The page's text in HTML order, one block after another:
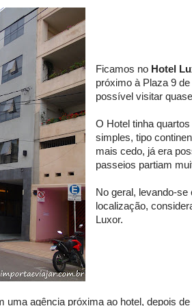
Ficamos no Hotel
próximo à Plaza 9
possível visitar
O Hotel tinha
simples, tipo
mais cedo, já era
passeios partiam
No geral, levando-
localização,
Luxor.
uma agência próxima ao hotel, depois